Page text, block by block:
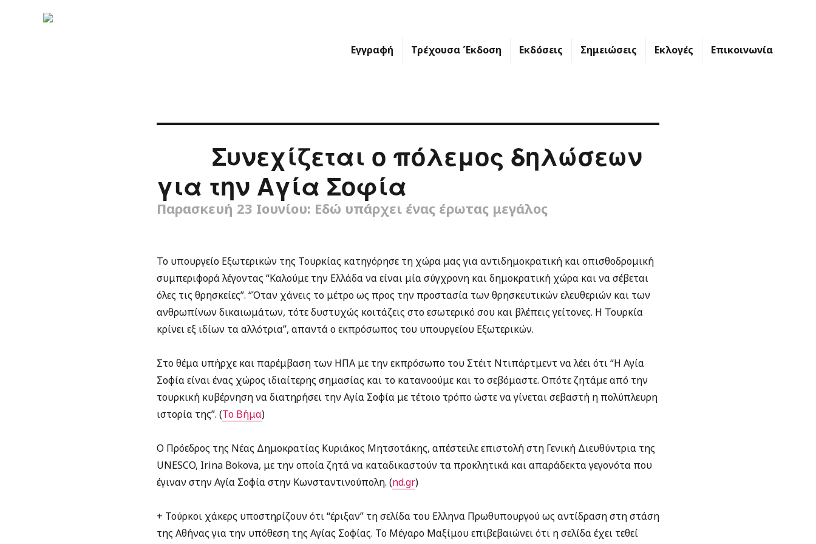
Εγγραφή Τρέχουσα Έκδοση Εκδόσεις Σημειώσεις Εκλογές Επικοινωνία
Συνεχίζεται ο πόλεμος δηλώσεων
για την Αγία Σοφία
Παρασκευή 23 Ιουνίου: Εδώ υπάρχει ένας έρωτας μεγάλος
Το υπουργείο Εξωτερικών της Τουρκίας κατηγόρησε τη χώρα μας για αντιδημοκρατική και οπισθοδρομική
συμπεριφορά λέγοντας “Καλούμε την Ελλάδα να είναι μία σύγχρονη και δημοκρατική χώρα και να σέβεται
όλες τις θρησκείες”. “Όταν χάνεις το μέτρο ως προς την προστασία των θρησκευτικών ελευθεριών και των
ανθρωπίνων δικαιωμάτων, τότε δυστυχώς κοιτάζεις στο εσωτερικό σου και βλέπεις γείτονες. Η Τουρκία
κρίνει εξ ιδίων τα αλλότρια”, απαντά ο εκπρόσωπος του υπουργείου Εξωτερικών.
Στο θέμα υπήρχε και παρέμβαση των ΗΠΑ με την εκπρόσωπο του Στέιτ Ντιπάρτμεντ να λέει ότι “Η Αγία
Σοφία είναι ένας χώρος ιδιαίτερης σημασίας και το κατανοούμε και το σεβόμαστε. Οπότε ζητάμε από την
τουρκική κυβέρνηση να διατηρήσει την Αγία Σοφία με τέτοιο τρόπο ώστε να γίνεται σεβαστή η πολύπλευρη
ιστορία της”. (Το Βήμα)
Ο Πρόεδρος της Νέας Δημοκρατίας Κυριάκος Μητσοτάκης, απέστειλε επιστολή στη Γενική Διευθύντρια της
UNESCO, Irina Bokova, με την οποία ζητά να καταδικαστούν τα προκλητικά και απαράδεκτα γεγονότα που
έγιναν στην Αγία Σοφία στην Κωνσταντινούπολη. (nd.gr)
+ Τούρκοι χάκερς υποστηρίζουν ότι “έριξαν” τη σελίδα του Ελληνα Πρωθυπουργού ως αντίδραση στη στάση
της Αθήνας για την υπόθεση της Αγίας Σοφίας. Το Μέγαρο Μαξίμου επιβεβαιώνει ότι η σελίδα έχει τεθεί